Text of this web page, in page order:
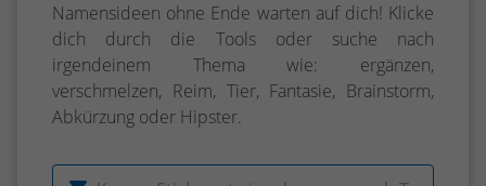
Namensideen ohne Ende warten auf dich! Klicke
dich durch die Tools oder suche nach
irgendeinem Thema wie: ergänzen,
verschmelzen, Reim, Tier, Fantasie, Brainstorm,
Abkürzung oder Hipster.